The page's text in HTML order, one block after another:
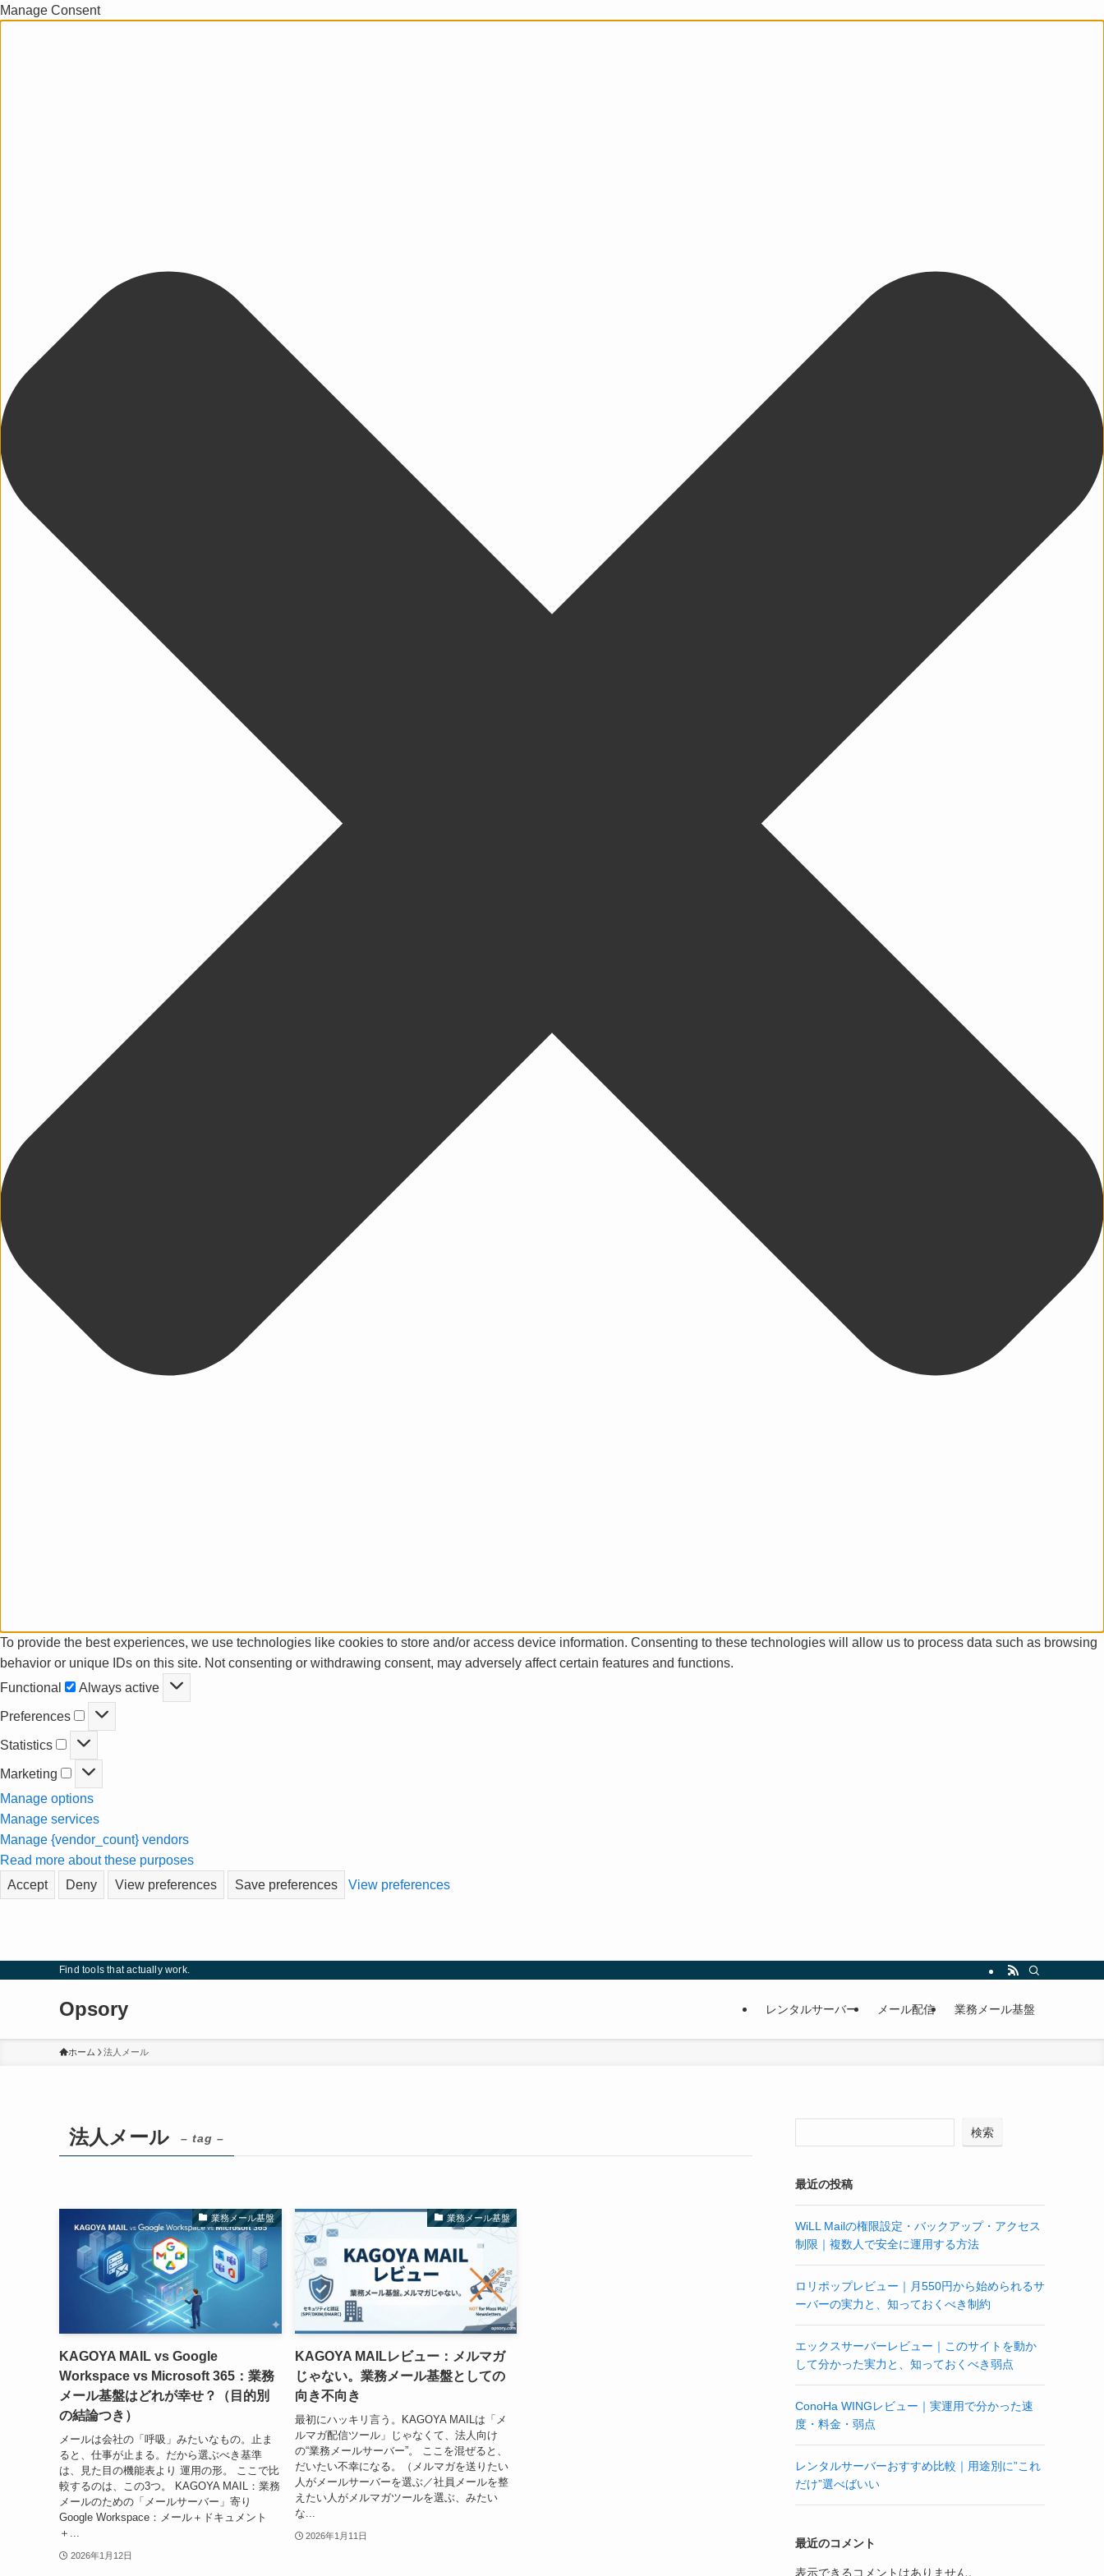
Manage Consent
To provide the best experiences, we use technologies like cookies to store and/or access device information. Consenting to these technologies will allow us to process data such as browsing
behavior or unique IDs on this site. Not consenting or withdrawing consent, may adversely affect certain features and functions.
Functional
Functional
Always active
Preferences Preferences
Statistics Statistics
Marketing Marketing
Manage options
Manage services
Manage {vendor_count} vendors
Read more about these purposes
Accept
Deny View preferences Save preferences View preferences
Find tools that actually work.
Opsory レンタルサーバー メール配信 業務メール基盤
ホーム 法人メール
法人メール – tag –
業務メール基盤
KAGOYA MAIL vs Google
Workspace vs Microsoft 365：業務
メール基盤はどれが幸せ？（目的別
の結論つき）
メールは会社の「呼吸」みたいなもの。止ま
ると、仕事が止まる。だから選ぶべき基準
は、見た目の機能表より 運用の形。 ここで比
較するのは、この3つ。 KAGOYA MAIL：業務
メールのための「メールサーバー」寄り
Google Workspace：メール＋ドキュメント
＋...
2026年1月12日
業務メール基盤
KAGOYA MAILレビュー：メルマガ
じゃない。業務メール基盤としての
向き不向き
最初にハッキリ言う。KAGOYA MAILは「メ
ルマガ配信ツール」じゃなくて、法人向け
の“業務メールサーバー”。 ここを混ぜると、
だいたい不幸になる。（メルマガを送りたい
人がメールサーバーを選ぶ／社員メールを整
えたい人がメルマガツールを選ぶ、みたい
な...
2026年1月11日
検索
最近の投稿
WiLL Mailの権限設定・バックアップ・アクセス
制限｜複数人で安全に運用する方法
ロリポップレビュー｜月550円から始められるサ
ーバーの実力と、知っておくべき制約
エックスサーバーレビュー｜このサイトを動か
して分かった実力と、知っておくべき弱点
ConoHa WINGレビュー｜実運用で分かった速
度・料金・弱点
レンタルサーバーおすすめ比較｜用途別に”これ
だけ”選べばいい
最近のコメント
表示できるコメントはありません。